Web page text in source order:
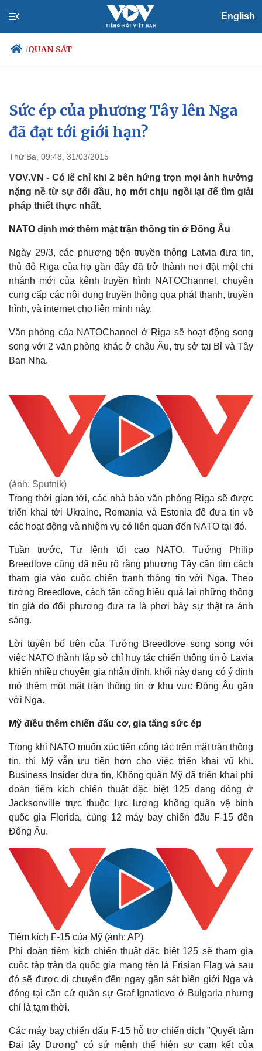
English
/QUAN SÁT
Chính trị
Đảng
Tổ chức nhân sự
Nhận diện sự thật
Xã hội
Tin 24h
Dự báo thời tiết
Việc làm
Biển đảo
Quan sát
Cuộc sống đó đây
Hồ sơ
Multimedia
Video
Ảnh
E-Magazine
Sức ép của phương Tây lên Nga
đã đạt tới giới hạn?
Thứ Ba, 09:48, 31/03/2015
VOV.VN - Có lẽ chỉ khi 2 bên hứng trọn mọi ảnh hưởng
nặng nề từ sự đối đầu, họ mới chịu ngồi lại để tìm giải
pháp thiết thực nhất.
NATO định mở thêm mặt trận thông tin ở Đông Âu
Ngày 29/3, các phương tiện truyền thông Latvia đưa tin,
thủ đô Riga của họ gần đây đã trở thành nơi đặt một chi
nhánh mới của kênh truyền hình NATOChannel, chuyên
cung cấp các nội dung truyền thông qua phát thanh, truyền
hình, và internet cho liên minh này.
Văn phòng của NATOChannel ở Riga sẽ hoạt động song
song với 2 văn phòng khác ở châu Âu, trụ sở tại Bỉ và Tây
Ban Nha.
(ảnh: Sputnik)
Trong thời gian tới, các nhà báo văn phòng Riga sẽ được
triển khai tới Ukraine, Romania và Estonia để đưa tin về
các hoạt động và nhiệm vụ có liên quan đến NATO tại đó.
Tuần trước, Tư lệnh tối cao NATO, Tướng Philip
Breedlove cũng đã nêu rõ rằng phương Tây cần tìm cách
tham gia vào cuộc chiến tranh thông tin với Nga. Theo
tướng Breedlove, cách tấn công hiệu quả lại những thông
tin giả do đối phương đưa ra là phơi bày sự thật ra ánh
sáng.
Lời tuyên bố trên của Tướng Breedlove song song với
việc NATO thành lập sở chỉ huy tác chiến thông tin ở Lavia
khiến nhiều chuyên gia nhận định, khối này đang có ý định
mở thêm một mặt trận thông tin ở khu vực Đông Âu gần
với Nga.
Mỹ điều thêm chiến đấu cơ, gia tăng sức ép
Trong khi NATO muốn xúc tiến công tác trên mặt trận thông
tin, thì Mỹ vẫn ưu tiên hơn cho việc triển khai vũ khí.
Business Insider đưa tin, Không quân Mỹ đã triển khai phi
đoàn tiêm kích chiến thuật đặc biệt 125 đang đóng ở
Jacksonville trực thuộc lực lượng không quân vệ binh
quốc gia Florida, cùng 12 máy bay chiến đấu F-15 đến
Đông Âu.
Tiêm kích F-15 của Mỹ (ảnh: AP)
Phi đoàn tiêm kích chiến thuật đặc biệt 125 sẽ tham gia
cuộc tập trận đa quốc gia mang tên là Frisian Flag và sau
đó sẽ được di chuyển đến ngay gần sát biên giới Nga và
đóng tại căn cứ quân sự Graf Ignatievo ở Bulgaria nhưng
chỉ là tạm thời.
Các máy bay chiến đấu F-15 hỗ trợ chiến dịch "Quyết tâm
Đại tây Dương" có sứ mệnh thể hiện sự cam kết của